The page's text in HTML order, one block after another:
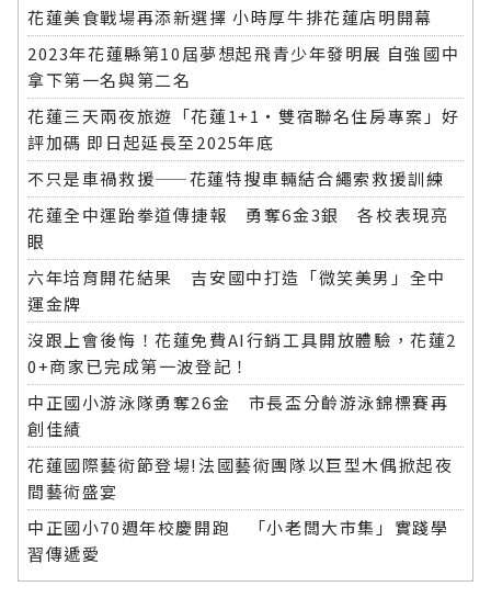
花蓮美食戰場再添新選擇 小時厚牛排花蓮店明開幕
2023年花蓮縣第10屆夢想起飛青少年發明展 自強國中
拿下第一名與第二名
花蓮三天兩夜旅遊「花蓮1+1‧雙宿聯名住房專案」好
評加碼 即日起延長至2025年底
不只是車禍救援——花蓮特搜車輛結合繩索救援訓練
花蓮全中運跆拳道傳捷報 勇奪6金3銀 各校表現亮
眼
六年培育開花結果 吉安國中打造「微笑美男」全中
運金牌
沒跟上會後悔！花蓮免費AI行銷工具開放體驗，花蓮2
0+商家已完成第一波登記！
中正國小游泳隊勇奪26金 市長盃分齡游泳錦標賽再
創佳績
花蓮國際藝術節登場!法國藝術團隊以巨型木偶掀起夜
間藝術盛宴
中正國小70週年校慶開跑 「小老闆大市集」實踐學
習傳遞愛